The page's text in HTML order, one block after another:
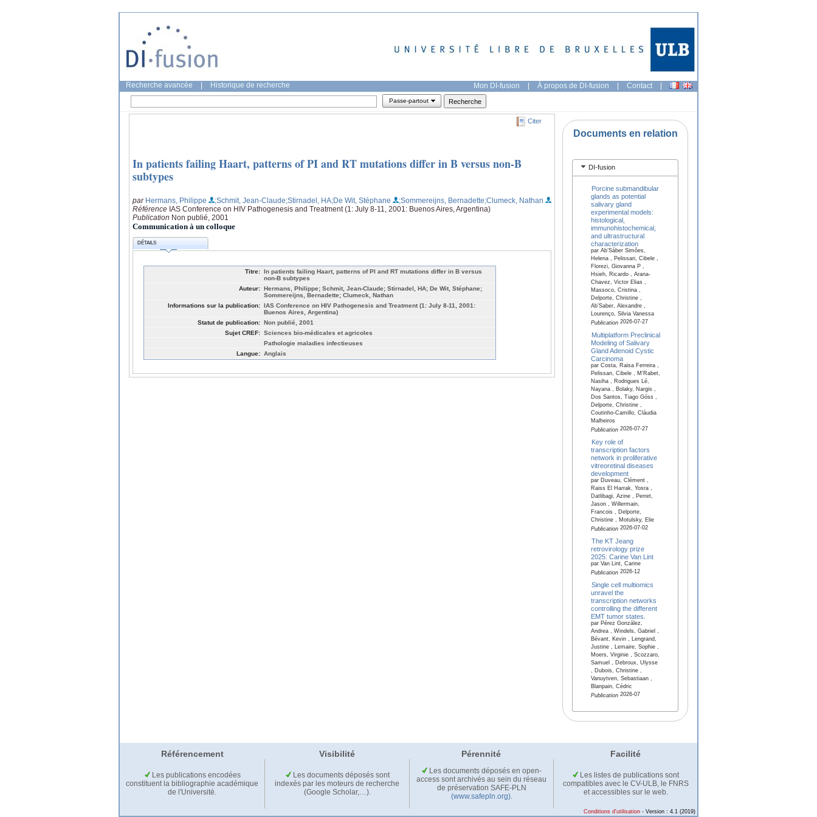
Recherche avancée Historique de recherche Mon DI-fusion | À propos de DI-fusion | Contact |
Passe-partout
Citer
In patients failing Haart, patterns of PI and RT mutations differ in B versus non-B
subtypes
par Hermans, Philippe ;Schmit, Jean-Claude;Stirnadel, HA;De Wit, Stéphane ;Sommereijns, Bernadette;Clumeck, Nathan
Référence IAS Conference on HIV Pathogenesis and Treatment (1: July 8-11, 2001: Buenos Aires, Argentina)
Publication Non publié, 2001
Communication à un colloque
DÉTAILS
Titre: In patients failing Haart, patterns of PI and RT mutations differ in B versus
non-B subtypes
Auteur: Hermans, Philippe; Schmit, Jean-Claude; Stirnadel, HA; De Wit, Stéphane;
Sommereijns, Bernadette; Clumeck, Nathan
Informations sur la publication: IAS Conference on HIV Pathogenesis and Treatment (1: July 8-11, 2001:
Buenos Aires, Argentina)
Statut de publication: Non publié, 2001
Sujet CREF: Sciences bio-médicales et agricoles
Pathologie maladies infectieuses
Langue: Anglais
Documents en relation
DI-fusion
Porcine submandibular
glands as potential
salivary gland
experimental models:
histological,
immunohistochemical,
and ultrastructural
characterization
par Ab’Sáber Simões,
Helena , Pelissari, Cibele ,
Florezi, Giovanna P ,
Hsieh, Ricardo , Arana-
Chavez, Victor Elias ,
Massoco, Cristina ,
Delporte, Christine ,
Ab’Saber, Alexandre ,
Lourenço, Silvia Vanessa
Publication2026-07-27
Multiplatform Preclinical
Modeling of Salivary
Gland Adenoid Cystic
Carcinoma
par Costa, Raisa Ferreira ,
Pelissari, Cibele , M'Rabet,
Nasiha , Rodrigues Lé,
Nayana , Bolaky, Nargis ,
Dos Santos, Tiago Góss ,
Delporte, Christine ,
Coutinho-Camillo, Cláudia
Malheiros
Publication2026-07-27
Key role of
transcription factors
network in proliferative
vitreoretinal diseases
development
par Duveau, Clément ,
Raiss El Harrak, Yosra ,
Datlibagi, Azine , Perret,
Jason , Willermain,
Francois , Delporte,
Christine , Motulsky, Elie
Publication2026-07-02
The KT Jeang
retrovirology prize
2025: Carine Van Lint
par Van Lint, Carine
Publication2026-12
Single cell multiomics
unravel the
transcription networks
controlling the different
EMT tumor states.
par Pérez González,
Andrea , Windels, Gabriel ,
Bévant, Kevin , Lengrand,
Justine , Lemaire, Sophie ,
Moers, Virginie , Scozzaro,
Samuel , Debroux, Ulysse
, Dubois, Christine ,
Vanuytven, Sebastiaan ,
Blanpain, Cédric
Publication2026-07
Référencement Visibilité Pérennité Facilité
Les publications encodées
constituent la bibliographie académique
de l'Université.
Les documents déposés sont
indexés par les moteurs de recherche
(Google Scholar,…).
Les documents déposés en open-
access sont archivés au sein du réseau
de préservation SAFE-PLN
(www.safepln.org).
Les listes de publications sont
compatibles avec le CV-ULB, le FNRS
et accessibles sur le web.
Conditions d'utilisation - Version : 4.1 (2019)